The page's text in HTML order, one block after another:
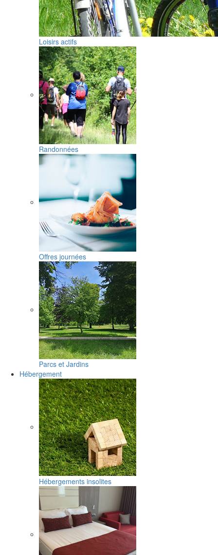
Loisirs actifs
Randonnées
Offres journées
Parcs et Jardins
Hébergement
Hébergements insolites